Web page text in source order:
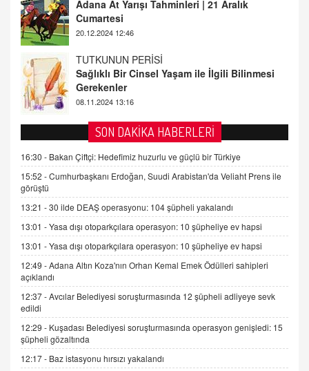
Sağlıklı Bir Cinsel Yaşam ile İlgili Bilinmesi
Gerekenler
08.11.2024 13:16
FARUK ÖNALAN
Tezkere Onaylanmasaydı…
2 Kasım 2021 Salı 00:11
AV. DOĞAN CAN DOĞAN
Kişisel verilerin korunması ve dijital hukukun
gelişimi
15.09.2025 16:17
SEHER EREK
Kış Ayları Geldi, Hangi Önlemler Alınmalı?
9.12.2025 10:11
İNCİ GÜL AKÖL
06.07.2026 13:00
ADEM AKÖL
Esed Destekçilerinin Yüzüne Vurulan Şamar:
Sednaya
SON DAKİKA HABERLERİ
16:30 - Bakan Çiftçi: Hedefimiz huzurlu ve güçlü bir Türkiye
15:52 -Cumhurbaşkanı Erdoğan, Suudi Arabistan'da Veliaht Prens ile
görüştü
13:21 -30 ilde DEAŞ operasyonu: 104 şüpheli yakalandı
13:01 -Yasa dışı otoparkçılara operasyon: 10 şüpheliye ev hapsi
13:01 -Yasa dışı otoparkçılara operasyon: 10 şüpheliye ev hapsi
12:49 -Adana Altın Koza'nın Orhan Kemal Emek Ödülleri sahipleri
açıklandı
12:37 -Avcılar Belediyesi soruşturmasında 12 şüpheli adliyeye sevk
edildi
12:29 - Kuşadası Belediyesi soruşturmasında operasyon genişledi: 15
şüpheli gözaltında
12:17 - Baz istasyonu hırsızı yakalandı